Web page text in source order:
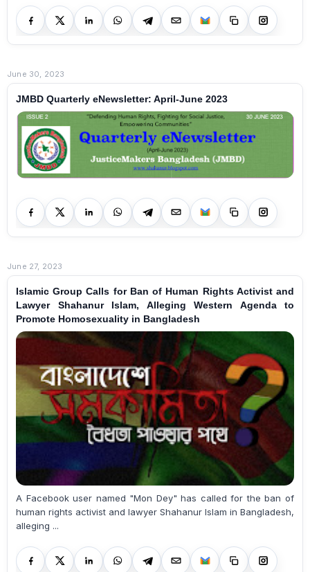
June 30, 2023
JMBD Quarterly eNewsletter: April-June 2023
June 27, 2023
Islamic Group Calls for Ban of Human Rights Activist and
Lawyer Shahanur Islam, Alleging Western Agenda to
Promote Homosexuality in Bangladesh
A Facebook user named "Mon Dey" has called for the ban of
human rights activist and lawyer Shahanur Islam in Bangladesh,
alleging ...